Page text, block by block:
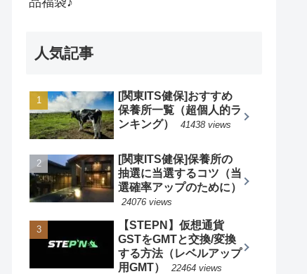
人気記事
[関東ITS健保]おすすめ
保養所一覧（超個人的ラ
ンキング）
41438 views
[関東ITS健保]保養所の
抽選に当選するコツ（当
選確率アップのために）
24076 views
【STEPN】仮想通貨
GSTをGMTと交換/変換
する方法（レベルアップ
用GMT）
22464 views